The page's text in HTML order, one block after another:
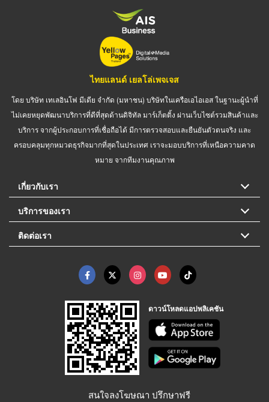
ไทยแลนด์ เยลโล่เพจเจส
โดย บริษัท เทเลอินโฟ มีเดีย จำกัด (มหาชน) บริษัทในเครือเอไอเอส ในฐานะผู้นำที่
ไม่เคยหยุดพัฒนาบริการที่ดีที่สุดด้านดิจิทัล มาร์เก็ตติ้ง ผ่านเว็บไซต์รวมสินค้าและ
บริการ จากผู้ประกอบการที่เชื่อถือได้ มีการตรวจสอบและยืนยันตัวตนจริง และ
ครอบคลุมทุกหมวดธุรกิจมากที่สุดในประเทศ เราจะมอบบริการที่เหนือความคาด
หมาย จากทีมงานคุณภาพ
เกี่ยวกับเรา
บริการของเรา
ติดต่อเรา
ดาวน์โหลดแอปพลิเคชัน
สนใจลงโฆษณา ปรึกษาฟรี